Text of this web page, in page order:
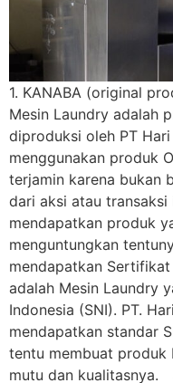
1. KANABA (original
Mesin Laundry adalah
diproduksi oleh PT
menggunakan produk
terjamin karena bukan
dari aksi atau transaksi
mendapatkan produk
menguntungkan
mendapatkan Sertifikat
adalah Mesin Laundry
Indonesia (SNI). PT.
mendapatkan standar
tentu membuat produk
mutu dan kualitasnya.